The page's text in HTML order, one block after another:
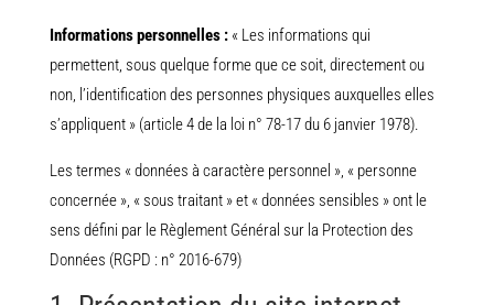
Informations personnelles :« Les informations qui
permettent, sous quelque forme que ce soit, directement ou
non, l’identification des personnes physiques auxquelles elles
s’appliquent » (article 4 de la loi n° 78-17 du 6 janvier 1978).
Les termes « données à caractère personnel », « personne
concernée », « sous traitant » et « données sensibles » ont le
sens défini par le Règlement Général sur la Protection des
Données (RGPD : n° 2016-679)